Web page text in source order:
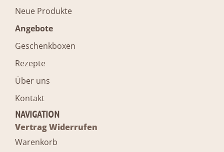
Neue Produkte
Angebote
Geschenkboxen
Rezepte
Über uns
Kontakt
NAVIGATION
Vertrag Widerrufen
Warenkorb